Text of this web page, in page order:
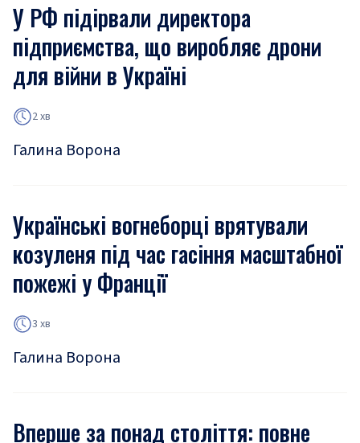
У РФ підірвали директора
підприємства, що виробляє дрони
для війни в Україні
2 хв
Галина Ворона
Українські вогнеборці врятували
козуленя під час гасіння масштабної
пожежі у Франції
3 хв
Галина Ворона
Вперше за понад століття: повне